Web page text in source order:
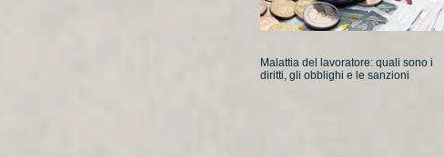
Malattia del lavoratore: quali sono i
diritti, gli obblighi e le sanzioni